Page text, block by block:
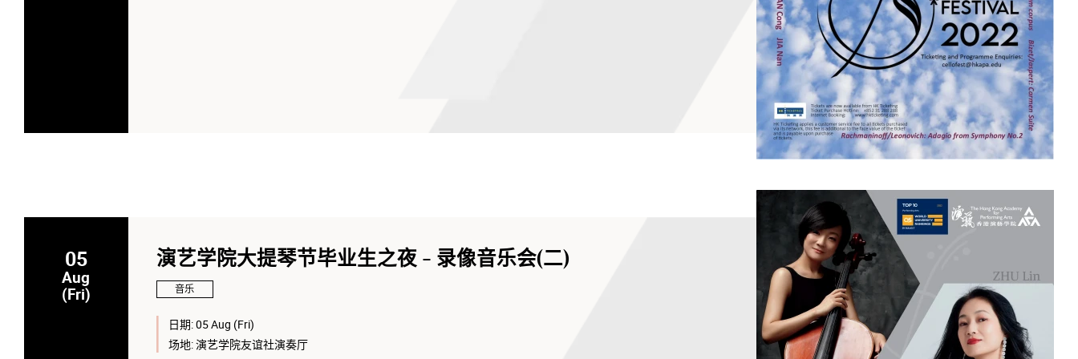
05
Aug
(Fri)
演艺学院大提琴节毕业生之夜 - 录像音乐会(二)
音乐
日期:05 Aug (Fri)
场地:演艺学院友谊社演奏厅